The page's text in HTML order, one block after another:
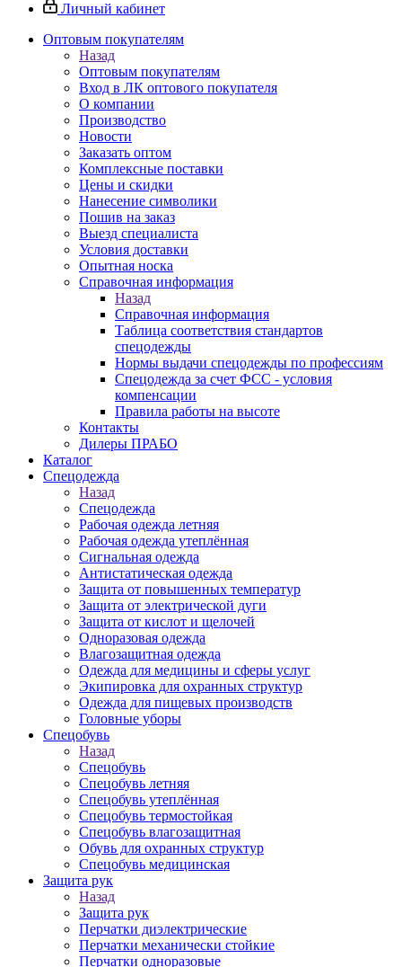
Личный кабинет
Оптовым покупателям
Назад
Оптовым покупателям
Вход в ЛК оптового покупателя
О компании
Производство
Новости
Заказать оптом
Комплексные поставки
Цены и скидки
Нанесение символики
Пошив на заказ
Выезд специалиста
Условия доставки
Опытная носка
Справочная информация
Назад
Справочная информация
Таблица соответствия стандартов
спецодежды
Нормы выдачи спецодежды по профессиям
Спецодежда за счет ФСС - условия
компенсации
Правила работы на высоте
Контакты
Дилеры ПРАБО
Каталог
Спецодежда
Назад
Спецодежда
Рабочая одежда летняя
Рабочая одежда утеплённая
Сигнальная одежда
Антистатическая одежда
Защита от повышенных температур
Защита от электрической дуги
Защита от кислот и щелочей
Одноразовая одежда
Влагозащитная одежда
Одежда для медицины и сферы услуг
Экипировка для охранных структур
Одежда для пищевых производств
Головные уборы
Спецобувь
Назад
Спецобувь
Спецобувь летняя
Спецобувь утеплённая
Спецобувь термостойкая
Спецобувь влагозащитная
Обувь для охранных структур
Спецобувь медицинская
Защита рук
Назад
Защита рук
Перчатки диэлектрические
Перчатки механически стойкие
Перчатки одноразовые